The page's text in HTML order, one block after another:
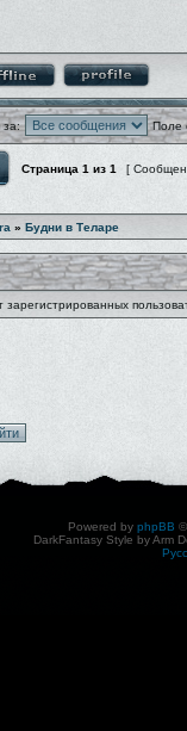
за: Поле
Страница 1 из 1 [
» Будни в Теларе
Powered by phpBB
DarkFantasy Style by Arm